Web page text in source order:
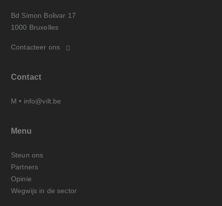
Bd Simon Bolivar 17
1000 Bruxelles
Contacteer ons
Contact
M • info@vilt.be
Menu
Steun ons
Partners
Opinie
Wegwijs in de sector